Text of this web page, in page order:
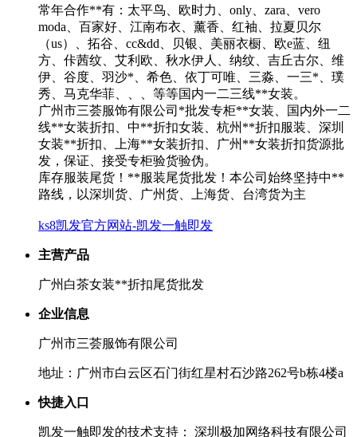
常年合作**有：太平鸟、欧时力、only、zara、vero
moda、百家好、江南布衣、薰香、红袖、拉夏贝尔
（us）、拓谷、cc&dd、贝银、美丽衣橱、欧e蓝、纽
方、佧茜纹、艾利欧、秋水伊人、纳纹、吉丘古尔、维
伊、谷度、羽沙*、希色、依丁可唯、三淼、一三*、璞
秀、马克华菲、、、等等国内一二三线**女装。
广州市三荟服饰有限公司*批发专柜**女装、国内外一二
线**女装折扣、中**折扣女装、杭州**折扣服装、深圳
女装**折扣、上海**女装折扣、广州**女装折扣货源批
发，保证、接受专柜验货验伪。
库存服装尾货！**服装尾货批发！本公司始终坚持中**
路线，以深圳货、广州货、上海货、台湾货为主
ks8凯发官方网站-凯发一触即发
主营产品
广州白茶女装**折扣尾货批发
企业信息
广州市三荟服饰有限公司
地址：广州市白云区石门街红星村石沙路262号b栋4楼a
快捷入口
凯发一触即发的技术支持： 深圳极加网络科技有限公司